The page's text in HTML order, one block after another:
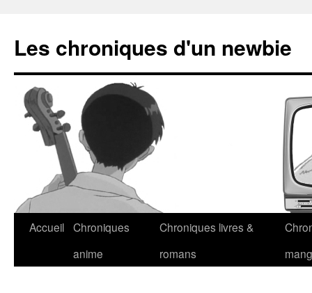
Les chroniques d'un newbie
Accueil Chroniques
anime
Chroniques livres &
romans